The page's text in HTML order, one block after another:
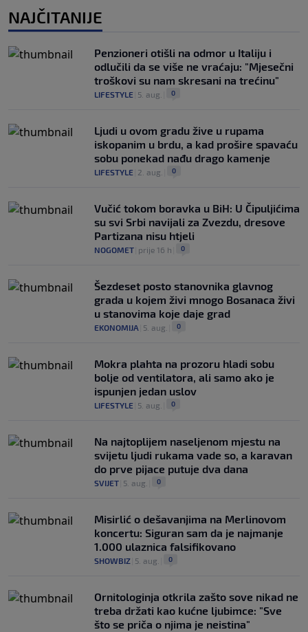
NAJČITANIJE
Penzioneri otišli na odmor u Italiju i
odlučili da se više ne vraćaju: "Mjesečni
troškovi su nam skresani na trećinu"
LIFESTYLE 5. aug. 0
Ljudi u ovom gradu žive u rupama
iskopanim u brdu, a kad prošire spavaću
sobu ponekad nađu drago kamenje
LIFESTYLE 2. aug. 0
Vučić tokom boravka u BiH: U Čipuljićima
su svi Srbi navijali za Zvezdu, dresove
Partizana nisu htjeli
NOGOMET prije 16 h 0
Šezdeset posto stanovnika glavnog
grada u kojem živi mnogo Bosanaca živi
u stanovima koje daje grad
EKONOMIJA 5. aug. 0
Mokra plahta na prozoru hladi sobu
bolje od ventilatora, ali samo ako je
ispunjen jedan uslov
LIFESTYLE 5. aug. 0
Na najtoplijem naseljenom mjestu na
svijetu ljudi rukama vade so, a karavan
do prve pijace putuje dva dana
SVIJET 5. aug. 0
Misirlić o dešavanjima na Merlinovom
koncertu: Siguran sam da je najmanje
1.000 ulaznica falsifikovano
SHOWBIZ 5. aug. 0
Ornitologinja otkrila zašto sove nikad ne
treba držati kao kućne ljubimce: "Sve
što se priča o njima je neistina"